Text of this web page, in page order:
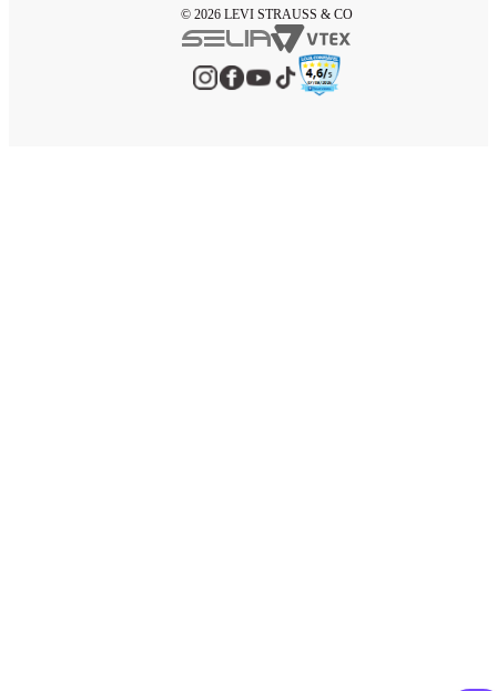
© 2026 LEVI STRAUSS & CO